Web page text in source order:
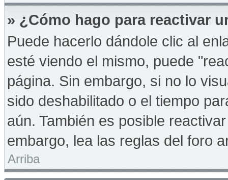
» ¿Cómo hago para reactivar
Puede hacerlo dándole clic al
esté viendo el mismo, puede
página. Sin embargo, si no lo
sido deshabilitado o el tiempo
aún. También es posible
embargo, lea las reglas del foro
Arriba